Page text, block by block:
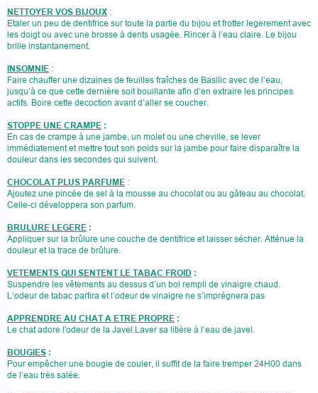
NETTOYER VOS BIJOUX :
Etaler un peu de dentifrice sur toute la partie du bijou et frotter legerement avec
les doigt ou avec une brosse à dents usagée. Rincer à l’eau claire. Le bijou
brille instantanement.
INSOMNIE :
Faire chauffer une dizaines de feuilles fraîches de Basilic avec de l’eau,
jusqu’à ce que cette dernière soit bouillante afin d’en extraire les principes
actifs. Boire cette decoction avant d’aller se coucher.
STOPPE UNE CRAMPE :
En cas de crampe à une jambe, un molet ou une cheville, se lever
immédiatement et mettre tout son poids sur la jambe pour faire disparaître la
douleur dans les secondes qui suivent.
CHOCOLAT PLUS PARFUME :
Ajoutez une pincée de sel à la mousse au chocolat ou au gâteau au chocolat.
Celle-ci développera son parfum.
BRULURE LEGERE :
Appliquer sur la brûlure une couche de dentifrice et laisser sécher. Atténue la
douleur et la trace de brûlure.
VETEMENTS QUI SENTENT LE TABAC FROID :
Suspendre les vêtements au dessus d’un bol rempli de vinaigre chaud.
L’odeur de tabac partira et l’odeur de vinaigre ne s’imprégnera pas
APPRENDRE AU CHAT A ETRE PROPRE :
Le chat adore l'odeur de la Javel.Laver sa litière à l’eau de javel.
BOUGIES :
Pour empêcher une bougie de couler, il suffit de la faire tremper 24H00 dans
de l’eau très salée.